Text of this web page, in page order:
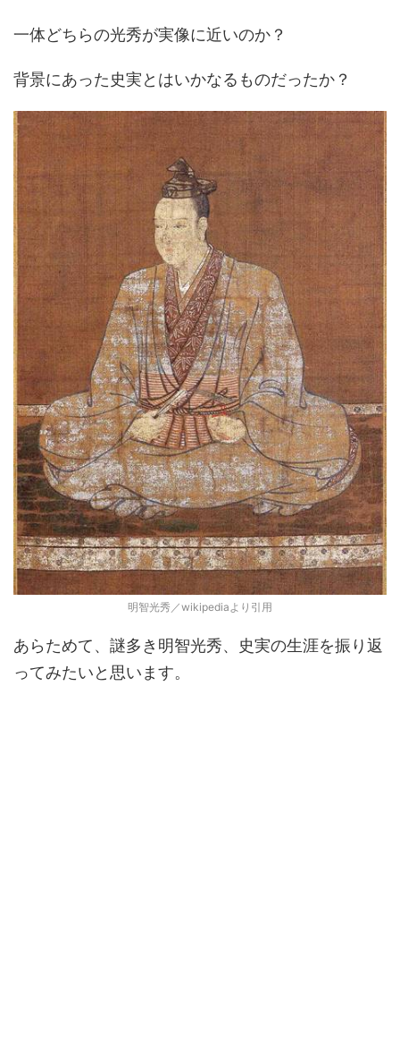
一体どちらの光秀が実像に近いのか？
背景にあった史実とはいかなるものだったか？
明智光秀／wikipediaより引用
あらためて、謎多き明智光秀、史実の生涯を振り返
ってみたいと思います。